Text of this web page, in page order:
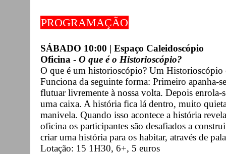
PROGRAMAÇÃO
SÁBADO 10:00 | Espaço Caleidoscópio
Oficina - O que é o Historioscópio?
O que é um historioscópio? Um Historioscópio
Funciona da seguinte forma: Primeiro apanha-
flutuar livremente à nossa volta. Depois enrola-
uma caixa. A história fica lá dentro, muito
manivela. Quando isso acontece a história
oficina os participantes são desafiados a
criar uma história para os habitar, através de
Lotação: 15 1H30, 6+, 5 euros